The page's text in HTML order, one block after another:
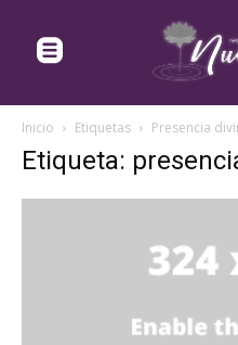
Inicio Etiquetas Presencia
Etiqueta: